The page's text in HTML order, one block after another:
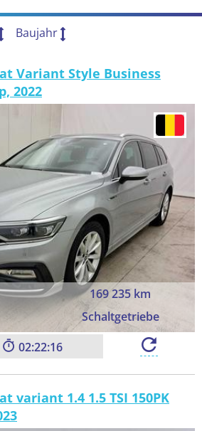
Baujahr
Variant Style Business
2022
169 235 km
Schaltgetriebe
02:22:16
variant 1.4 1.5 TSI 150PK